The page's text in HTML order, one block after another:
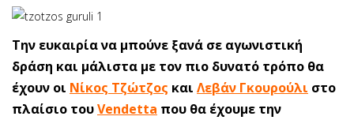
Την ευκαιρία να μπούνε ξανά σε αγωνιστική
δράση και μάλιστα με τον πιο δυνατό τρόπο θα
έχουν οι Νίκος Τζώτζος και Λεβάν Γκουρούλι στο
πλαίσιο τουVendetta που θα έχουμε την